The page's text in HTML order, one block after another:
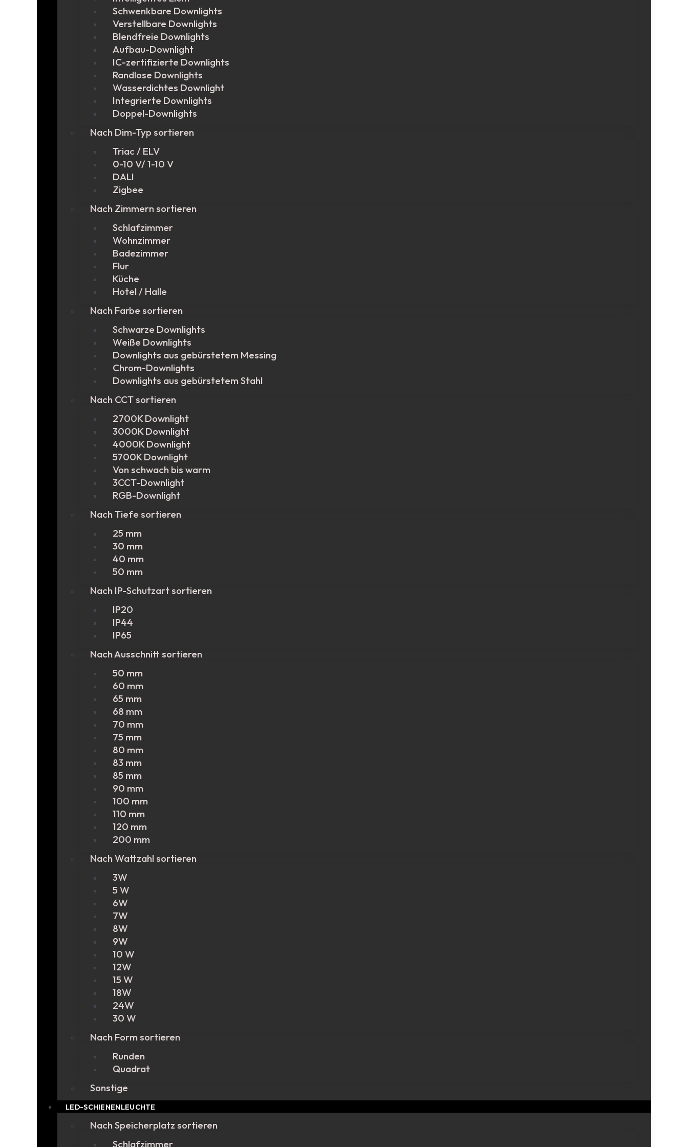
Schwenkbare Downlights
Verstellbare Downlights
Blendfreie Downlights
Aufbau-Downlight
IC-zertifizierte Downlights
Randlose Downlights
Wasserdichtes Downlight
Integrierte Downlights
Doppel-Downlights
Nach Dim-Typ sortieren
Triac / ELV
0-10 V/ 1-10 V
DALI
Zigbee
Nach Zimmern sortieren
Schlafzimmer
Wohnzimmer
Badezimmer
Flur
Küche
Hotel / Halle
Nach Farbe sortieren
Schwarze Downlights
Weiße Downlights
Downlights aus gebürstetem Messing
Chrom-Downlights
Downlights aus gebürstetem Stahl
Nach CCT sortieren
2700K Downlight
3000K Downlight
4000K Downlight
5700K Downlight
Von schwach bis warm
3CCT-Downlight
RGB-Downlight
Nach Tiefe sortieren
25 mm
30 mm
40 mm
50 mm
Nach IP-Schutzart sortieren
IP20
IP44
IP65
Nach Ausschnitt sortieren
50 mm
60 mm
65 mm
68 mm
70 mm
75 mm
80 mm
83 mm
85 mm
90 mm
100 mm
110 mm
120 mm
200 mm
Nach Wattzahl sortieren
3W
5 W
6W
7W
8W
9W
10 W
12W
15 W
18W
24W
30 W
Nach Form sortieren
Runden
Quadrat
Sonstige
LED-SCHIENENLEUCHTE
Nach Speicherplatz sortieren
Schlafzimmer